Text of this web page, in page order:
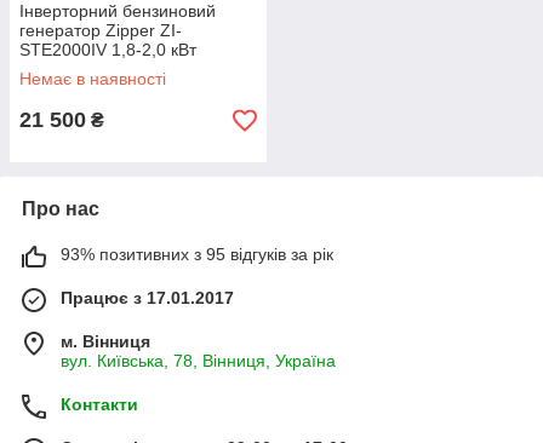
Інверторний бензиновий
генератор Zipper ZI-
STE2000IV 1,8-2,0 кВт
Немає в наявності
21 500 ₴
Про нас
93% позитивних з 95 відгуків за рік
Працює з 17.01.2017
м. Вінниця
вул. Київська, 78, Вінниця, Україна
Контакти